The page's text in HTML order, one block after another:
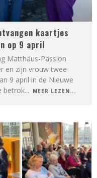
kaartjes
op 9 april
Matthäus-Passion
en zijn vrouw twee
9 april in de Nieuwe
betrok... MEER LEZEN...